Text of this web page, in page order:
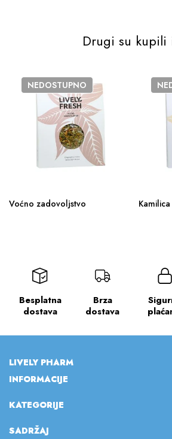
Drugi su kupili
NEDOSTUPNO
Voćno zadovoljstvo Kamilica
Besplatna
dostava
Brza
dostava
LIVELY PHARM
INFORMACIJE
KATEGORIJE
SADRŽAJ